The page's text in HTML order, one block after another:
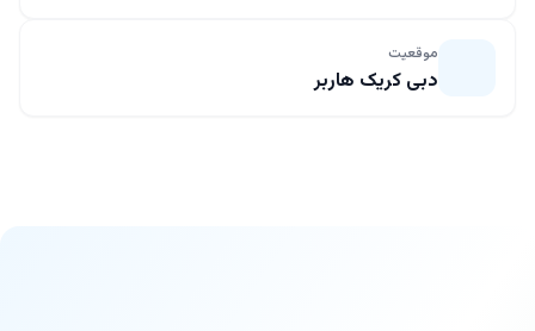
موقعیت
دبی کریک هاربر